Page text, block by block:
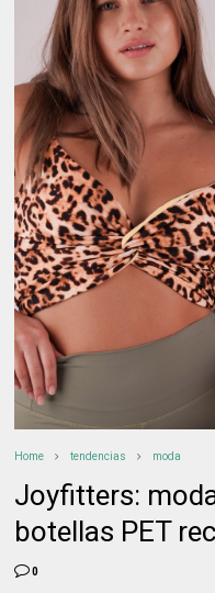
Home tendencias moda
Joyfitters:
botellas PET
0